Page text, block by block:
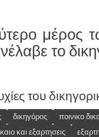
μέρος
το
του
δικηγόρος ποινικο
και εξαρτησεις